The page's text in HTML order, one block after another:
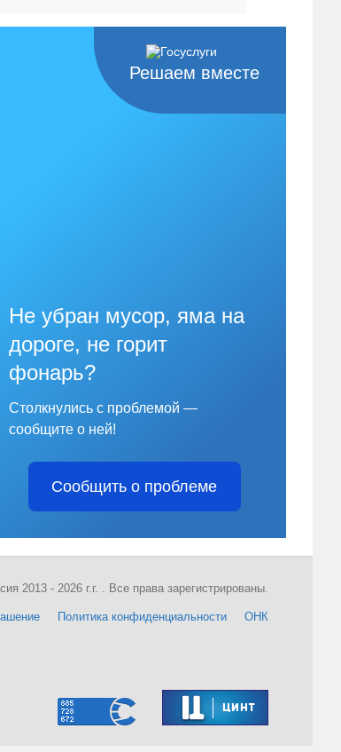
Решаем вместе
Не убран мусор, яма на
дороге, не горит
фонарь?
Столкнулись с проблемой —
сообщите о ней!
Сообщить о проблеме
Политика конфиденциальности ОНК
2013 - 2026 г.г. . Все права зарегистрированы.